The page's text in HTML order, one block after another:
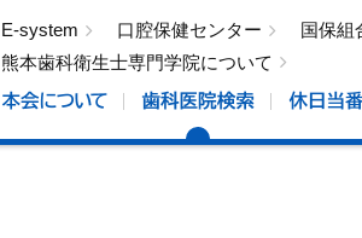
E-system 口腔保健センター
国保組
熊本歯科衛生士専門学院について